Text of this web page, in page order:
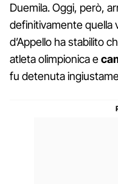
Duemila. Oggi, però,
definitivamente quella
d’Appello ha stabilito
atleta olimpionica e
fu detenuta